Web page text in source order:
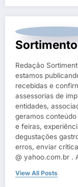
Redação
estamos
recebidas e
assessorias de
entidades,
geramos
e feiras,
degustações
erros, enviar
@ yahoo.com.br .
View All Posts